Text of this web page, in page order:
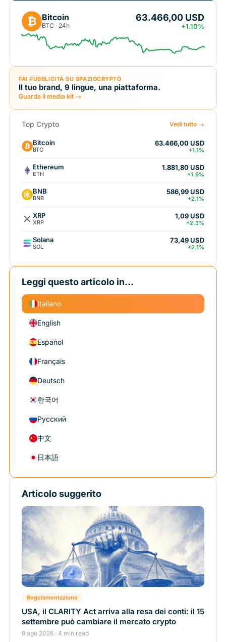
₿ Bitcoin
BTC · 24h
63.466,00 USD
+1.10%
FAI PUBBLICITÀ SU SPAZIOCRYPTO
Il tuo brand, 9 lingue, una piattaforma.
Guarda il media kit →
Top Crypto Vedi tutto →
Bitcoin
BTC
63.466,00 USD
+1.1%
Ethereum
ETH
1.881,80 USD
+1.9%
BNB
BNB
586,99 USD
+2.1%
XRP
XRP
1,09 USD
+2.3%
Solana
SOL
73,49 USD
+2.1%
Leggi questo articolo in...
Italiano
English
Español
Français
Deutsch
한국어
Русский
中文
日本語
Articolo suggerito
Regolamentazione
USA, il CLARITY Act arriva alla resa dei conti: il 15
settembre può cambiare il mercato crypto
9 ago 2026 · 4 min read